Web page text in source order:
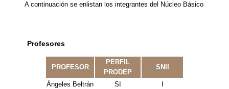
A continuación se enlistan los integrantes del Núcleo Básico
Profesores
PROFESOR
PERFIL
PRODEP
SNII
Ángeles Beltrán
SI